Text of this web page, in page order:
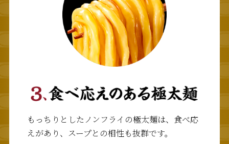
もっちりとしたノンフライの極太麺は、食べ応
えがあり、スープとの相性も抜群です。